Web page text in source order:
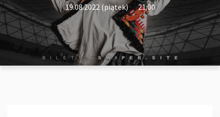
19.08.2022 (piątek) 21:00